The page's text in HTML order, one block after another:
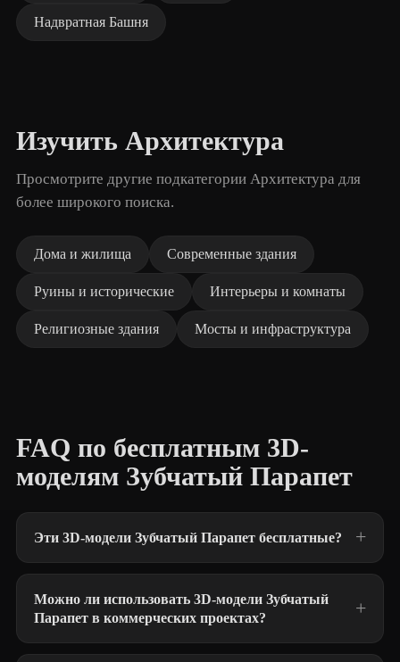
Надвратная Башня
Изучить Архитектура
Просмотрите другие подкатегории Архитектура для
более широкого поиска.
Дома и жилища Современные здания
Руины и исторические Интерьеры и комнаты
Религиозные здания Мосты и инфраструктура
FAQ по бесплатным 3D-
моделям Зубчатый Парапет
Эти 3D-модели Зубчатый Парапет бесплатные?
Можно ли использовать 3D-модели Зубчатый
Парапет в коммерческих проектах?